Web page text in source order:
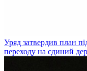
Уряд затвердив план
переходу на єдиний